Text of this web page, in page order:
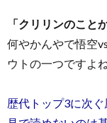
「クリリンのこと
何やかんやで悟空
ウトの一つですよね
歴代トップ3に次